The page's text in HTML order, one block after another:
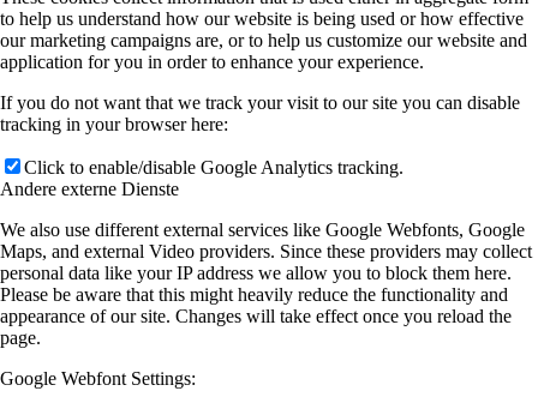
to help us understand how our website is being used or how effective
our marketing campaigns are, or to help us customize our website and
application for you in order to enhance your experience.
If you do not want that we track your visit to our site you can disable
tracking in your browser here:
Click to enable/disable Google Analytics tracking.
Andere externe Dienste
We also use different external services like Google Webfonts, Google
Maps, and external Video providers. Since these providers may collect
personal data like your IP address we allow you to block them here.
Please be aware that this might heavily reduce the functionality and
appearance of our site. Changes will take effect once you reload the
page.
Google Webfont Settings: